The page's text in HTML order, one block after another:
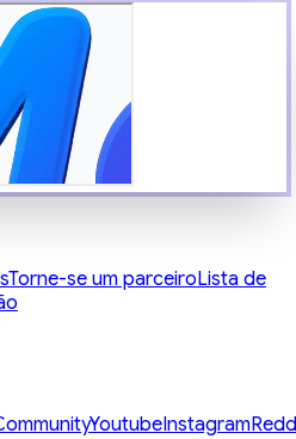
Torne-se um parceiroLista de
YoutubeInstagram